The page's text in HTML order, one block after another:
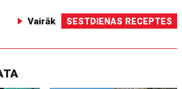
Vairāk SESTDIENAS RECEPTES